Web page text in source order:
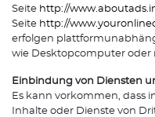
Seite http://
Seite http://
erfolgen
wie Desktopcomputer
Einbindung von Diensten
Es kann vorkommen, dass
Inhalte oder Dienste von